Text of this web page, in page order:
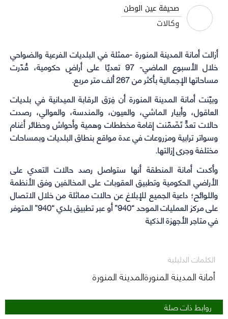
صحيفة عين الوطن
وكالات
أزالتأمانة المدينة المنورة -ممثلة في البلديات الفرعية والضواحي
خلال الأسبوع الماضي- 97 تعديًا على أراضٍ حكومية، قُدّرت
مساحاتها الإجمالية بأكثر من 267 ألف متر مربع.
وبيّنت أمانة المدينة المنورة أن فِرَق الرقابة الميدانية في بلديات
العاقول، وأبيار الماشي، والعيون، والمندسة، والعوالي، رصدت
حالات تعدٍّ تَضَمّنت إقامة مخططات وهمية وأحواش وحظائر أغنام
وسواتر ترابية ومزروعات في عدة مواقع بنطاق البلديات وبمساحات
مختلفة وجرى إزالتها.
وأكدت أمانة المنطقة أنها ستواصل رصد حالات التعدي على
الأراضي الحكومية وتطبيق العقوبات على المخالفين وفق الأنظمة
واللوائح؛ داعية الجميع للإبلاغ عن حالات مماثلة من خلال الاتصال
على مركز العمليات الموحد “940” أو عبر تطبيق بلدي “940” المتوفر
في متاجر الأجهزة الذكية
(Opens
in
new
(Opens
in
new
(Opens
in
new
(Opens
in
الكلمات الدليلية
أمانة المدينة المنورةالمدينة المنورة
روابط ذات صلة